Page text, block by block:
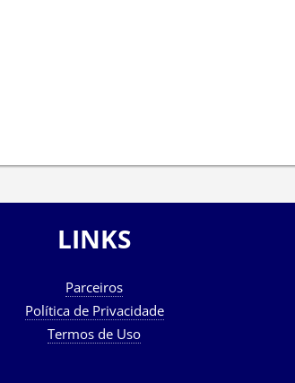
LINKS
Parceiros
Política de Privacidade
Termos de Uso